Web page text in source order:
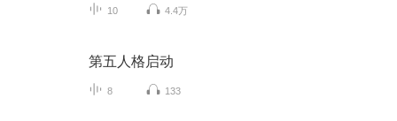
10 4.4万
第五人格启动
8 133